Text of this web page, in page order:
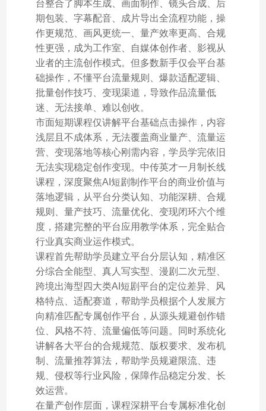
台整合了脚本生成、画面制作、镜头合成、后
期包装、字幕配音、成片导出全流程功能，操
作更规范、画风更统一、量产效率更高、合规
性更强，成为工作室、自媒体创作者、影视从
业者的主流创作模式。但多数新手仅会平台基
础操作，不懂平台流量规则、爆款适配逻辑、
批量创作技巧、变现渠道，导致作品流量低
迷、无法接单、难以创收。
市面短期课程仅讲解平台基础点击操作，内容
浅层且不成体系，无法覆盖商业量产、流量运
营、变现落地等核心刚需内容，学员学完依旧
无法实现稳定创作变现。中传英才一月制长线
课程，深度聚焦AI短剧制作平台的商业价值与
落地逻辑，从平台分类认知、功能深耕、合规
规则、量产技巧、流量优化、变现闭环六个维
度，搭建完整的平台应用教学体系，完全贴合
行业真实商业运作模式。
课程首先帮助学员建立平台分层认知，精准区
分综合全能型、真人写实型、漫剧二次元型、
跨境出海型四大类AI短剧平台的定位差异、风
格特点、适配赛道，帮助学员根据个人发展方
向精准匹配专属创作平台，从源头规避创作错
位、风格不符、流量偏低等问题。同时系统化
讲解各大平台的合规规范、版权要求、发布机
制、流量推荐算法，帮助学员规避限流、违
规、侵权等行业风险，保障作品稳定分发、长
效运营。
在量产创作层面，课程深耕平台专属标准化创